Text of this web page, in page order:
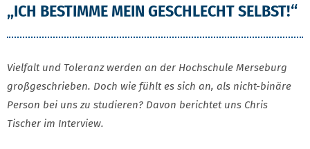
„ICH BESTIMME MEIN GESCHLECHT SELBST!“
Vielfalt und Toleranz werden an der Hochschule Merseburg
großgeschrieben. Doch wie fühlt es sich an, als nicht-binäre
Person bei uns zu studieren? Davon berichtet uns Chris
Tischer im Interview.